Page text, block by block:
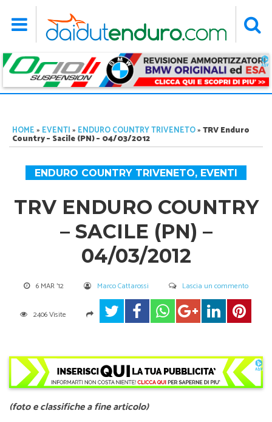
HOME» EVENTI» ENDURO COUNTRY TRIVENETO»TRV Enduro
Country – Sacile (PN) – 04/03/2012
ENDURO COUNTRY TRIVENETO, EVENTI
TRV ENDURO COUNTRY
– SACILE (PN) –
04/03/2012
6 MAR '12 Marco Cattarossi Lascia un commento
2406 Visite
(foto e classifiche a fine articolo)